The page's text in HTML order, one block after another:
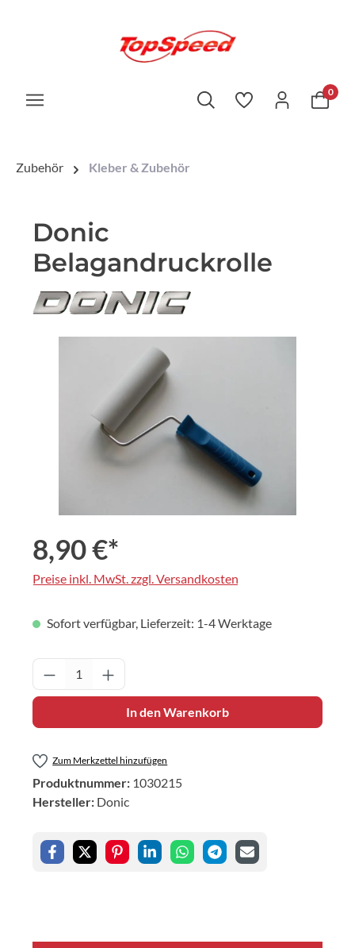
0
Zubehör Kleber & Zubehör
Donic
Belagandruckrolle
8,90 €*
Preise inkl. MwSt. zzgl. Versandkosten
Sofort verfügbar, Lieferzeit: 1-4 Werktage
Produkt Anzahl: Gib den gewünschten
In den Warenkorb
Zum Merkzettel hinzufügen
Produktnummer: 1030215
Hersteller: Donic